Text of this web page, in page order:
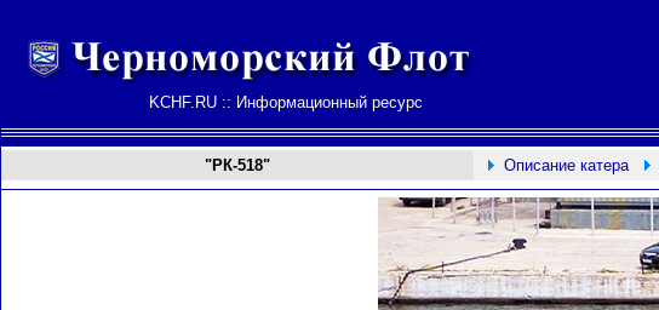
KCHF.RU :: Информационный ресурс
"РК-518" Описание катера